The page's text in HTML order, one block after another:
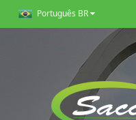
Português BR